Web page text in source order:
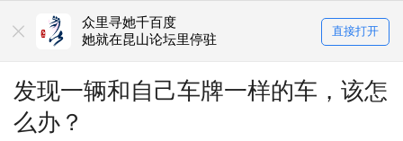
众里寻她千百度
她就在昆山论坛里停驻
直接打开
发现一辆和自己车牌一样的车，该怎
么办？